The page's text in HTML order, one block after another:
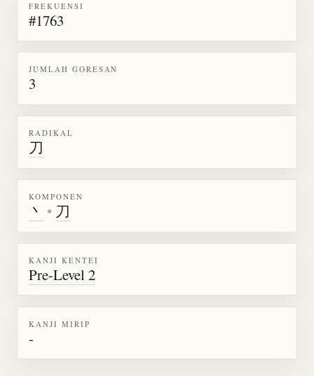
FREKUENSI
#1763
JUMLAH GORESAN
3
RADIKAL
刀
KOMPONEN
丶 • 刀
KANJI KENTEI
Pre-Level 2
KANJI MIRIP
-